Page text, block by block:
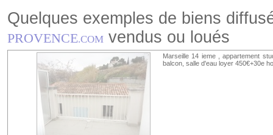
Quelques exemples de biens
PROVENCE.COM vendus ou loués
Marseille 14 ieme , appartement
balcon, salle d'eau loyer 450€+30e